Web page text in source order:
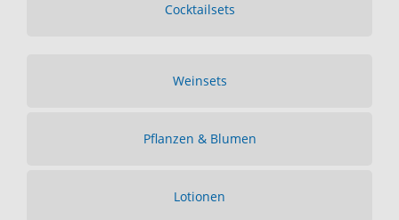
Cocktailsets
Weinsets
Pflanzen & Blumen
Lotionen